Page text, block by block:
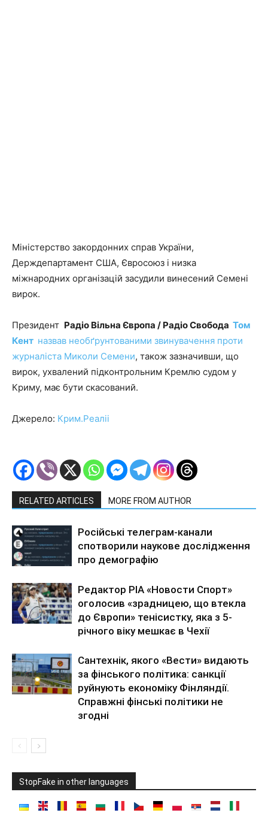
Міністерство закордонних справ України,
Держдепартамент США, Євросоюз і низка
міжнародних організацій засудили винесений Семені
вирок.
Президент Радіо Вільна Європа / Радіо Свобода Том
Кент назвав необґрунтованими звинувачення проти
журналіста Миколи Семени, також зазначивши, що
вирок, ухвалений підконтрольним Кремлю судом у
Криму, має бути скасований.
Джерело: Крим.Реаліі
RELATED ARTICLES MORE FROM AUTHOR
Російські телеграм-канали
спотворили наукове дослідження
про демографію
Редактор РІА «Новости Спорт»
оголосив «зрадницею, що втекла
до Європи» тенісистку, яка з 5-
річного віку мешкає в Чехії
Сантехнік, якого «Вести» видають
за фінського політика: санкції
руйнують економіку Фінляндії.
Справжні фінські політики не
згодні
StopFake in other languages